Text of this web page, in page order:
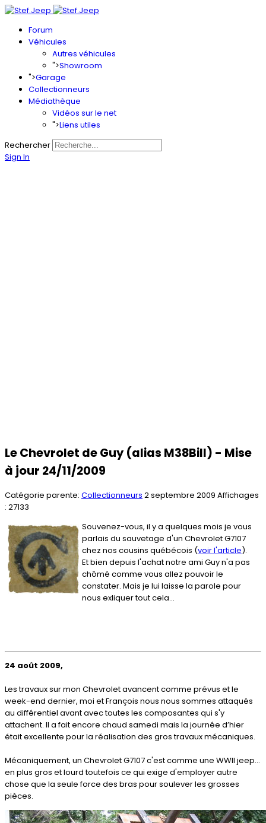
Forum
Véhicules
Autres véhicules
">Showroom
">Garage
Collectionneurs
Médiathèque
Vidéos sur le net
">Liens utiles
Rechercher
Sign In
Le Chevrolet de Guy (alias M38Bill) - Mise
à jour 24/11/2009
Catégorie parente: Collectionneurs 2 septembre 2009 Affichages
: 27133
Souvenez-vous, il y a quelques mois je vous
parlais du sauvetage d'un Chevrolet G7107
chez nos cousins québécois (voir l'article).
Et bien depuis l'achat notre ami Guy n'a pas
chômé comme vous allez pouvoir le
constater. Mais je lui laisse la parole pour
nous exliquer tout cela...
24 août 2009,
Les travaux sur mon Chevrolet avancent comme prévus et le
week-end dernier, moi et François nous nous sommes attaqués
au différentiel avant avec toutes les composantes qui s'y
attachent. Il a fait encore chaud samedi mais la journée d’hier
était excellente pour la réalisation des gros travaux mécaniques.
Mécaniquement, un Chevrolet G7107 c'est comme une WWII jeep...
en plus gros et lourd toutefois ce qui exige d'employer autre
chose que la seule force des bras pour soulever les grosses
pièces.